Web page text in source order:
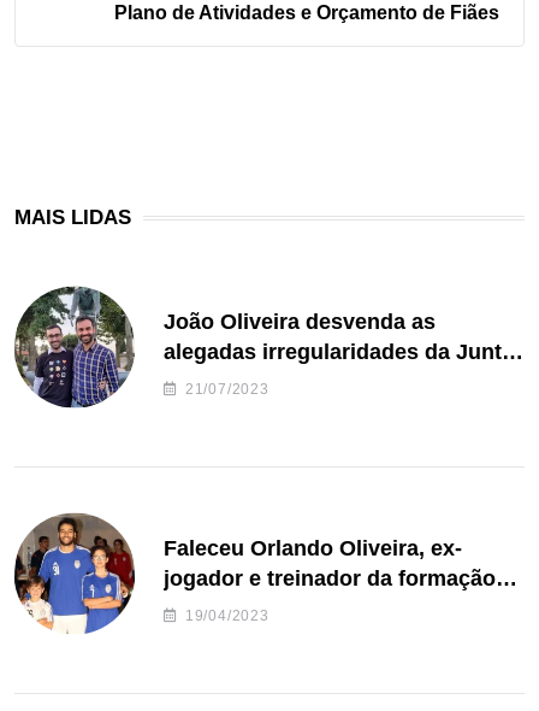
Plano de Atividades e Orçamento de Fiães
MAIS LIDAS
João Oliveira desvenda as
alegadas irregularidades da Junta
de Freguesia S. João de Ver
21/07/2023
Faleceu Orlando Oliveira, ex-
jogador e treinador da formação
de andebol do Feirense
19/04/2023